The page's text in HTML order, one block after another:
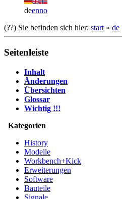
deenno
(??) Sie befinden sich hier: start » de
Seitenleiste
Inhalt
Änderungen
Übersichten
Glossar
Wichtig !!!
Kategorien
History
Modelle
Workbench+Kick
Erweiterungen
Software
Bauteile
Signale